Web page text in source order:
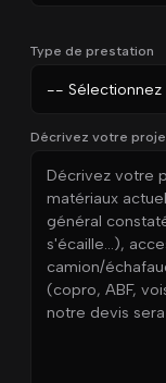
Type de prestation
Décrivez votre